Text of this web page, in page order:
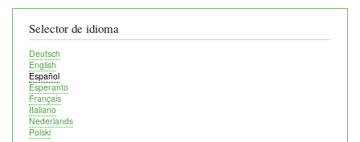
Selector de idioma
Deutsch
English
Español
Esperanto
Français
Italiano
Nederlands
Polski